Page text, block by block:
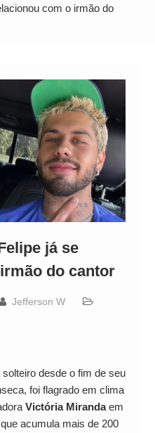
com o irmão do
já se
do cantor
Jefferson W
desde o fim de seu
foi flagrado em clima
Victória Mirandaem
acumula mais de 200